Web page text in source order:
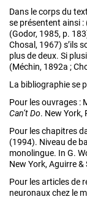
Dans le corps du
se présentent ainsi :
(Godor, 1985, p.
Chosal, 1967) s’ils
plus de deux. Si
(Méchin, 1892a ;
La bibliographie se
Pour les ouvrages :
Can’t Do. New York,
Pour les chapitres
(1994). Niveau de
monolingue. In G.
New York, Aguirre &
Pour les articles de
neuronaux chez le